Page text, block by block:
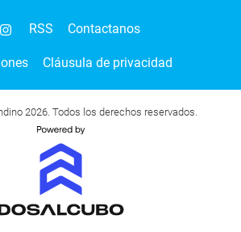
RSS Contactanos
Cláusula de privacidad
2026. Todos los derechos reservados.